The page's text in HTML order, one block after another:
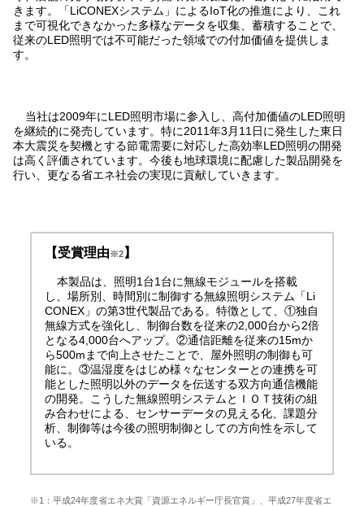
きます。「LiCONEXシステム」によるIoT化の推進により、これ
まで可視化できなかった多様なデータを収集、蓄積することで、
従来のLED照明では不可能だった領域での付加価値を提供しま
す。
当社は2009年にLED照明市場に参入し、高付加価値のLED照明
を継続的に発売しています。特に2011年3月11日に発生した東日
本大震災を契機とする節電需要に対応した高効率LED照明の開発
は高く評価されています。今後も地球環境に配慮した製品開発を
行い、更なる省エネ社会の実現に貢献していきます。
【受賞理由※2】
本製品は、照明1台1台に無線モジュールを搭載
し、場所別、時間別に制御する無線照明システム「Li
CONEX」の第3世代製品である。特徴として、①独自
無線方式を強化し、制御台数を従来の2,000台から2倍
となる4,000台へアップ。②通信距離を従来の15mか
ら500mまで向上させたことで、屋外照明の制御も可
能に。③温湿度をはじめ様々なセンターとの連携を可
能とした照明以外のデータを伝送する双方向通信機能
の開発。こうした無線照明システムとＩＯＴ技術の組
み合わせによる、センサーデータの見える化、課題分
析、制御等は今後の照明制御としての方向性を示して
いる。
※1：平成24年度省エネ大賞「資源エネルギー庁長官賞」、平成27年度省エ